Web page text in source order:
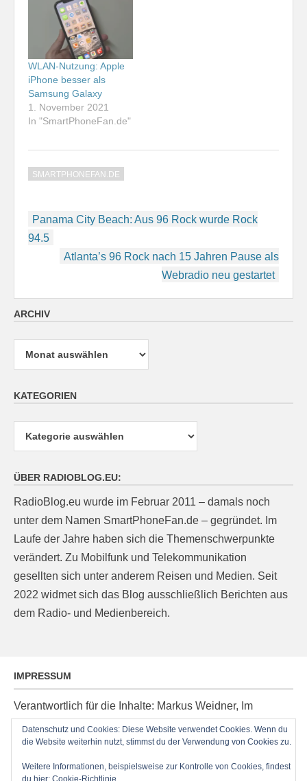
WLAN-Nutzung: Apple
iPhone besser als
Samsung Galaxy
1. November 2021
In "SmartPhoneFan.de"
SMARTPHONEFAN.DE
Beitragsnavigation
Panama City Beach: Aus 96 Rock wurde Rock
94.5
Atlanta’s 96 Rock nach 15 Jahren Pause als
Webradio neu gestartet
ARCHIV
Archiv
KATEGORIEN
Kategorien
ÜBER RADIOBLOG.EU:
RadioBlog.eu wurde im Februar 2011 – damals noch
unter dem Namen SmartPhoneFan.de – gegründet. Im
Laufe der Jahre haben sich die Themenschwerpunkte
verändert. Zu Mobilfunk und Telekommunikation
gesellten sich unter anderem Reisen und Medien. Seit
2022 widmet sich das Blog ausschließlich Berichten aus
dem Radio- und Medienbereich.
IMPRESSUM
Verantwortlich für die Inhalte: Markus Weidner, Im
Ziegelacker 20, D-63599 Biebergemünd, E-Mail:
post@radioblog.eu
Technik und Administration: Thomas Michel
Datenschutz und Cookies: Diese Website verwendet Cookies. Wenn du
die Website weiterhin nutzt, stimmst du der Verwendung von Cookies zu.
Weitere Informationen, beispielsweise zur Kontrolle von Cookies, findest
du hier: Cookie-Richtlinie